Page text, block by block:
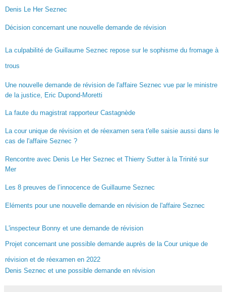
Denis Le Her Seznec
Décision concernant une nouvelle demande de révision
La culpabilité de Guillaume Seznec repose sur le sophisme du fromage à
trous
Une nouvelle demande de révision de l'affaire Seznec vue par le ministre
de la justice, Eric Dupond-Moretti
La faute du magistrat rapporteur Castagnède
La cour unique de révision et de réexamen sera t'elle saisie aussi dans le
cas de l'affaire Seznec ?
Rencontre avec Denis Le Her Seznec et Thierry Sutter à la Trinité sur
Mer
Les 8 preuves de l’innocence de Guillaume Seznec
Eléments pour une nouvelle demande en révision de l'affaire Seznec
L'inspecteur Bonny et une demande de révision
Projet concernant une possible demande auprès de la Cour unique de
révision et de réexamen en 2022
Denis Seznec et une possible demande en révision